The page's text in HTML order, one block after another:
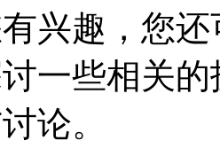
趣，您还
一些相关
论。